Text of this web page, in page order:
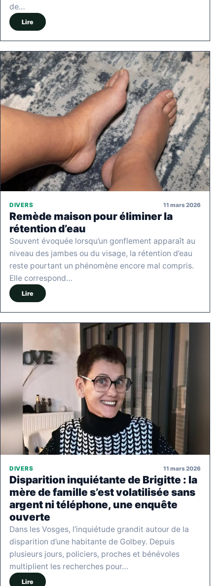
de…
Lire
DIVERS 11 mars 2026
Remède maison pour éliminer la
rétention d’eau
Souvent évoquée lorsqu’un gonflement apparaît au
niveau des jambes ou du visage, la rétention d’eau
reste pourtant un phénomène encore mal compris.
Elle correspond…
Lire
DIVERS 11 mars 2026
Disparition inquiétante de Brigitte : la
mère de famille s’est volatilisée sans
argent ni téléphone, une enquête
ouverte
Dans les Vosges, l’inquiétude grandit autour de la
disparition d’une habitante de Golbey. Depuis
plusieurs jours, policiers, proches et bénévoles
multiplient les recherches pour…
Lire